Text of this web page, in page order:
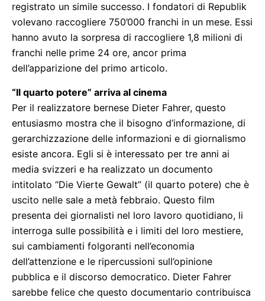
registrato un simile successo. I fondatori di Republik
volevano raccogliere 750’000 franchi in un mese. Essi
hanno avuto la sorpresa di raccogliere 1,8 milioni di
franchi nelle prime 24 ore, ancor prima
dell’apparizione del primo articolo.
“Il quarto potere” arriva al cinema
Per il realizzatore bernese Dieter Fahrer, questo
entusiasmo mostra che il bisogno d’informazione, di
gerarchizzazione delle informazioni e di giornalismo
esiste ancora. Egli si è interessato per tre anni ai
media svizzeri e ha realizzato un documento
intitolato “Die Vierte Gewalt” (il quarto potere) che è
uscito nelle sale a metà febbraio. Questo film
presenta dei giornalisti nel loro lavoro quotidiano, li
interroga sulle possibilità e i limiti del loro mestiere,
sui cambiamenti folgoranti nell’economia
dell’attenzione e le ripercussioni sull’opinione
pubblica e il discorso democratico. Dieter Fahrer
sarebbe felice che questo documentario contribuisca